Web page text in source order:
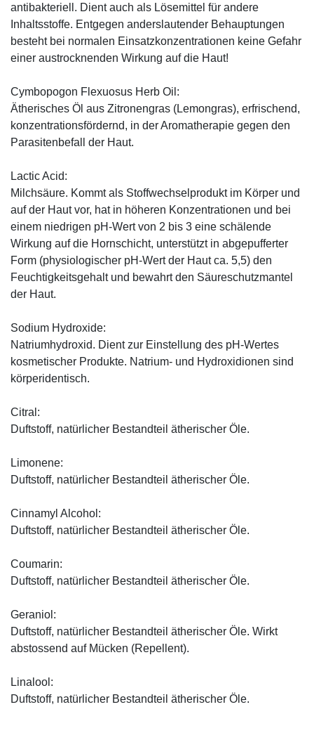
antibakteriell. Dient auch als Lösemittel für andere
Inhaltsstoffe. Entgegen anderslautender Behauptungen
besteht bei normalen Einsatzkonzentrationen keine Gefahr
einer austrocknenden Wirkung auf die Haut!
Cymbopogon Flexuosus Herb Oil:
Ätherisches Öl aus Zitronengras (Lemongras), erfrischend,
konzentrationsfördernd, in der Aromatherapie gegen den
Parasitenbefall der Haut.
Lactic Acid:
Milchsäure. Kommt als Stoffwechselprodukt im Körper und
auf der Haut vor, hat in höheren Konzentrationen und bei
einem niedrigen pH-Wert von 2 bis 3 eine schälende
Wirkung auf die Hornschicht, unterstützt in abgepufferter
Form (physiologischer pH-Wert der Haut ca. 5,5) den
Feuchtigkeitsgehalt und bewahrt den Säureschutzmantel
der Haut.
Sodium Hydroxide:
Natriumhydroxid. Dient zur Einstellung des pH-Wertes
kosmetischer Produkte. Natrium- und Hydroxidionen sind
körperidentisch.
Citral:
Duftstoff, natürlicher Bestandteil ätherischer Öle.
Limonene:
Duftstoff, natürlicher Bestandteil ätherischer Öle.
Cinnamyl Alcohol:
Duftstoff, natürlicher Bestandteil ätherischer Öle.
Coumarin:
Duftstoff, natürlicher Bestandteil ätherischer Öle.
Geraniol:
Duftstoff, natürlicher Bestandteil ätherischer Öle. Wirkt
abstossend auf Mücken (Repellent).
Linalool:
Duftstoff, natürlicher Bestandteil ätherischer Öle.